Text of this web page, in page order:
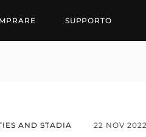
della
SUPPORTO
AND STADIA 22 NOV 2022